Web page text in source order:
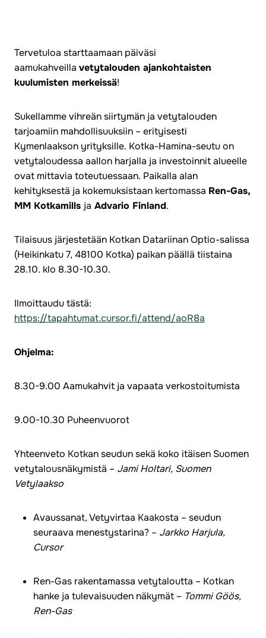
Tervetuloa starttaamaan päiväsi
aamukahveilla vetytalouden ajankohtaisten
kuulumisten merkeissä!
Sukellamme vihreän siirtymän ja vetytalouden
tarjoamiin mahdollisuuksiin – erityisesti
Kymenlaakson yrityksille. Kotka-Hamina-seutu on
vetytaloudessa aallon harjalla ja investoinnit alueelle
ovat mittavia toteutuessaan. Paikalla alan
kehityksestä ja kokemuksistaan kertomassa Ren-Gas,
MM Kotkamills ja Advario Finland.
Tilaisuus järjestetään Kotkan Datariinan Optio-salissa
(Heikinkatu 7, 48100 Kotka) paikan päällä tiistaina
28.10. klo 8.30-10.30.
Ilmoittaudu tästä:
https://tapahtumat.cursor.fi/attend/aoR8a
Ohjelma:
8.30-9.00 Aamukahvit ja vapaata verkostoitumista
9.00-10.30 Puheenvuorot
Yhteenveto Kotkan seudun sekä koko itäisen Suomen
vetytalousnäkymistä – Jami Holtari, Suomen
Vetylaakso
Avaussanat, Vetyvirtaa Kaakosta – seudun
seuraava menestystarina? – Jarkko Harjula,
Cursor
Ren-Gas rakentamassa vetytaloutta – Kotkan
hanke ja tulevaisuuden näkymät – Tommi Göös,
Ren-Gas